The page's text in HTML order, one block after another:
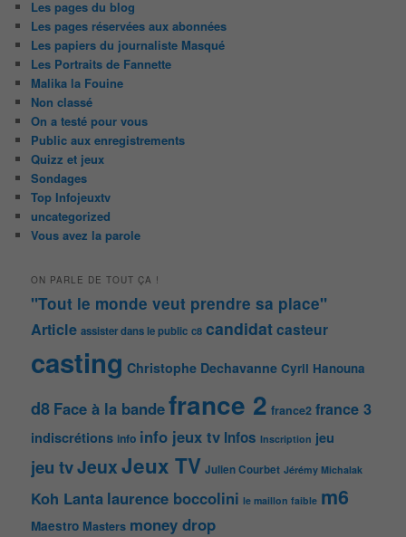
Les pages du blog
Les pages réservées aux abonnées
Les papiers du journaliste Masqué
Les Portraits de Fannette
Malika la Fouine
Non classé
On a testé pour vous
Public aux enregistrements
Quizz et jeux
Sondages
Top Infojeuxtv
uncategorized
Vous avez la parole
ON PARLE DE TOUT ÇA !
"Tout le monde veut prendre sa place"
Article assister dans le public c8 candidatcasteur
casting Christophe Dechavanne Cyril Hanouna
d8 Face à la bandefrance 2 france2 france 3
indiscrétions info info jeux tv Infos Inscription jeu
jeu tvJeuxJeux TV Julien Courbet Jérémy Michalak
Koh Lanta laurence boccolini le maillon faible m6
Maestro Masters money drop